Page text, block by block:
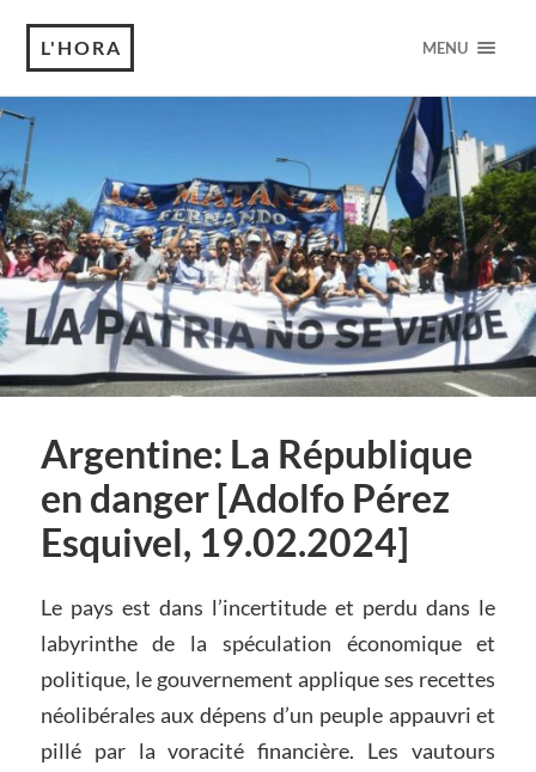
L'HORA MENU
Argentine: La République
en danger [Adolfo Pérez
Esquivel, 19.02.2024]
Le pays est dans l’incertitude et perdu dans le
labyrinthe de la spéculation économique et
politique, le gouvernement applique ses recettes
néolibérales aux dépens d’un peuple appauvri et
pillé par la voracité financière. Les vautours